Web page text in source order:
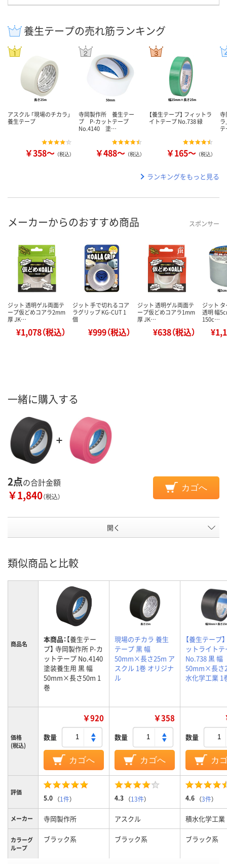
養生テープの売れ筋ランキング
アスクル 「現場のチカラ」
養生テープ
￥358～ （税込）
寺岡製作所 養生テー
プ P-カットテープ
No.4140 塗…
￥488～ （税込）
【養生テープ】 フィットラ
イトテープ No.738 緑
￥165～ （税込）
寺
ラ
ランキングをもっと見る
メーカーからのおすすめ商品 スポンサー
ジット 透明ゲル両面テ
ープ仮どめコアラ2mm
厚 JK…
¥1,078（税込）
ジット 手で切れるコア
ラグリップ KG-CUT 1
個
¥999（税込）
ジット 透明ゲル両面テ
ープ仮どめコアラ1mm
厚 JK…
¥638（税込）
ジット
透明 幅
150c…
一緒に購入する
2点の合計金額
￥1,840（税込）
カゴへ
開く
類似商品と比較
商品名 本商品：【養生テー
プ】 寺岡製作所 P-カ
ットテープ No.4140
塗装養生用 黒 幅
50mm×長さ50m 1
巻
現場のチカラ 養生
テープ 黒 幅
50mm×長さ25m ア
スクル 1巻 オリジナ
ル
【養生テープ
ットライトテ
No.738 黒 幅
50mm×長さ
水化学工業 1
価格
(税込)
￥920
数量
カゴへ
￥358
数量
カゴへ
数量
カ
評価
5.0 （1件） 4.3 （13件） 4.6 （3件）
メーカー 寺岡製作所 アスクル 積水化学工業
カラーグ
ループ
ブラック系 ブラック系 ブラック系